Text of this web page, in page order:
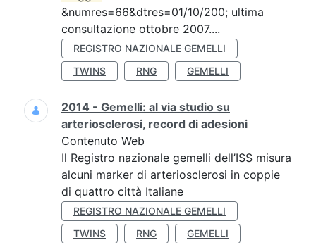
&numres=66&dtres=01/10/200; ultima
consultazione ottobre 2007....
REGISTRO NAZIONALE GEMELLI
TWINS
RNG GEMELLI
2014 - Gemelli: al via studio su
arteriosclerosi, record di adesioni
Contenuto Web
Il Registro nazionale gemelli dell’ISS misura
alcuni marker di arteriosclerosi in coppie
di quattro città Italiane
REGISTRO NAZIONALE GEMELLI
TWINS
RNG GEMELLI